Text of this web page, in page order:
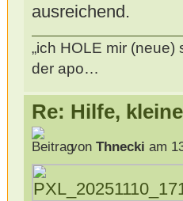
ausreichend.
„ich HOLE mir (neue)
der apo…
Re: Hilfe,
von Thnecki am